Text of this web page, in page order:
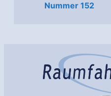
Nummer 152